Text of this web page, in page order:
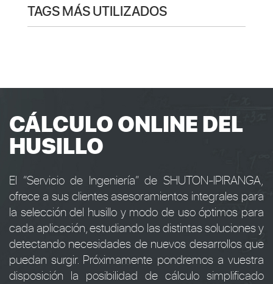
TAGS MÁS UTILIZADOS
CÁLCULO ONLINE DEL
HUSILLO
El “Servicio de Ingeniería” de SHUTON-IPIRANGA,
ofrece a sus clientes asesoramientos integrales para
la selección del husillo y modo de uso óptimos para
cada aplicación, estudiando las distintas soluciones y
detectando necesidades de nuevos desarrollos que
puedan surgir. Próximamente pondremos a vuestra
disposición la posibilidad de cálculo simplificado